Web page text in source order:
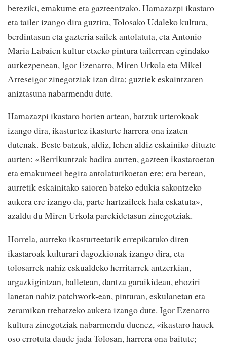
bereziki, emakume eta gazteentzako. Hamazazpi ikastaro
eta tailer izango dira guztira, Tolosako Udaleko kultura,
berdintasun eta gazteria sailek antolatuta, eta Antonio
Maria Labaien kultur etxeko pintura tailerrean egindako
aurkezpenean, Igor Ezenarro, Miren Urkola eta Mikel
Arreseigor zinegotziak izan dira; guztiek eskaintzaren
aniztasuna nabarmendu dute.
Hamazazpi ikastaro horien artean, batzuk urterokoak
izango dira, ikasturtez ikasturte harrera ona izaten
dutenak. Beste batzuk, aldiz, lehen aldiz eskainiko dituzte
aurten: «Berrikuntzak badira aurten, gazteen ikastaroetan
eta emakumeei begira antolaturikoetan ere; era berean,
aurretik eskainitako saioren bateko edukia sakontzeko
aukera ere izango da, parte hartzaileek hala eskatuta»,
azaldu du Miren Urkola parekidetasun zinegotziak.
Horrela, aurreko ikasturteetatik errepikatuko diren
ikastaroak kulturari dagozkionak izango dira, eta
tolosarrek nahiz eskualdeko herritarrek antzerkian,
argazkigintzan, balletean, dantza garaikidean, ehoziri
lanetan nahiz patchwork-ean, pinturan, eskulanetan eta
zeramikan trebatzeko aukera izango dute. Igor Ezenarro
kultura zinegotziak nabarmendu duenez, «ikastaro hauek
oso errotuta daude jada Tolosan, harrera ona baitute;